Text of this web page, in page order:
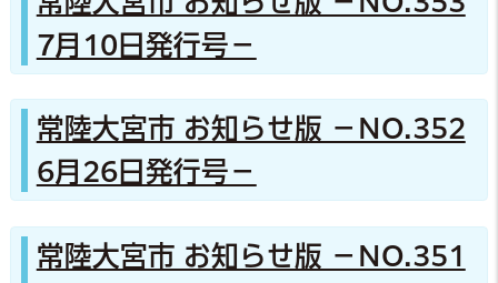
7月10日発行号－
常陸大宮市 お知らせ版 －NO.352
6月26日発行号－
常陸大宮市 お知らせ版 －NO.351